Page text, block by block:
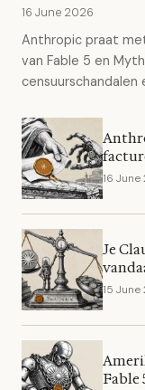
16 June 2026
Anthropic praat
van Fable 5 en
16
Je
15
Fable